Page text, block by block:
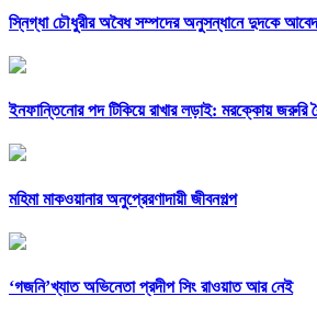
স্নিগ্ধা চৌধুরীর অবৈধ সম্পদের অনুসন্ধানে দুদকে
ইনফান্তিনোর পদ টিকিয়ে রাখার লড়াই: মরক্কোয় জরুরি
মহিমা মাকওয়ানার অনুপ্রেরণাদায়ী জীবনগল্প
‘গজনি’খ্যাত অভিনেতা প্রদীপ সিং রাওয়াত আর নেই